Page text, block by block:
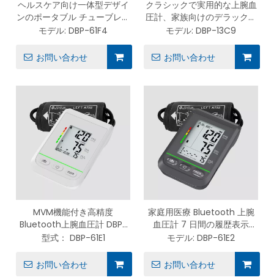
ヘルスケア向け一体型デザイ
ンのポータブル チューブレス
上腕血圧計 DBP-61F4
モデル: DBP-61F4
お問い合わせ
クラシックで実用的な上腕血
圧計、家族向けのデラックス
キャリーケース付き DBP-
モデル: DBP-13C9
お問い合わせ
MVM機能付き高精度
Bluetooth上腕血圧計 DBP-
61E1
型式： DBP-61E1
お問い合わせ
家庭用医療 Bluetooth 上腕
血圧計 7 日間の履歴表示
DBP-61E2
モデル: DBP-61E2
お問い合わせ